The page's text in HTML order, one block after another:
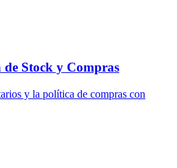
Stock y Compras
y la política de compras con